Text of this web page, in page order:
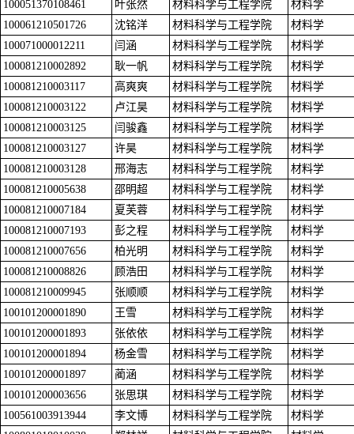
100051370108461
叶张然 材料科学与工程学院
材料学
100061210501726
沈铭洋 材料科学与工程学院
材料学
100071000012211
闫涵 材料科学与工程学院
材料学
100081210002892
耿一帆 材料科学与工程学院
材料学
100081210003117
高爽爽 材料科学与工程学院
材料学
100081210003122
卢江昊 材料科学与工程学院
材料学
100081210003125
闫骏鑫 材料科学与工程学院
材料学
100081210003127
许昊 材料科学与工程学院
材料学
100081210003128
邢海志 材料科学与工程学院
材料学
100081210005638
邵明超 材料科学与工程学院
材料学
100081210007184
夏芙蓉 材料科学与工程学院
材料学
100081210007193
彭之程 材料科学与工程学院
材料学
100081210007656
柏光明 材料科学与工程学院
材料学
100081210008826
顾浩田 材料科学与工程学院
材料学
100081210009945
张顺顺 材料科学与工程学院
材料学
100101200001890
王雪 材料科学与工程学院
材料学
100101200001893
张依依 材料科学与工程学院
材料学
100101200001894
杨金雪 材料科学与工程学院
材料学
100101200001897
蔺涵 材料科学与工程学院
材料学
100101200003656
张思琪 材料科学与工程学院
材料学
100561003913944
李文博 材料科学与工程学院
材料学